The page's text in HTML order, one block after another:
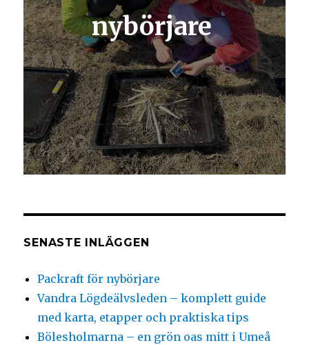
nybörjare
SENASTE INLÄGGEN
Packraft för nybörjare
Vandra Lögdeälvsleden – komplett guide
med karta, etapper och praktiska tips
Bölesholmarna – en grön oas mitt i Umeå